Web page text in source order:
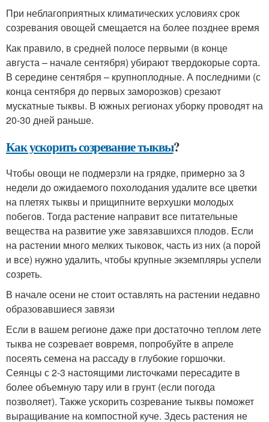
При неблагоприятных климатических условиях срок
созревания овощей смещается на более позднее время
Как правило, в средней полосе первыми (в конце
августа – начале сентября) убирают твердокорые сорта.
В середине сентября – крупноплодные. А последними (с
конца сентября до первых заморозков) срезают
мускатные тыквы. В южных регионах уборку проводят на
20-30 дней раньше.
Как ускорить созревание тыквы?
Чтобы овощи не подмерзли на грядке, примерно за 3
недели до ожидаемого похолодания удалите все цветки
на плетях тыквы и прищипните верхушки молодых
побегов. Тогда растение направит все питательные
вещества на развитие уже завязавшихся плодов. Если
на растении много мелких тыковок, часть из них (а порой
и все) нужно удалить, чтобы крупные экземпляры успели
созреть.
В начале осени не стоит оставлять на растении недавно
образовавшиеся завязи
Если в вашем регионе даже при достаточно теплом лете
тыква не созревает вовремя, попробуйте в апреле
посеять семена на рассаду в глубокие горшочки.
Сеянцы с 2-3 настоящими листочками пересадите в
более объемную тару или в грунт (если погода
позволяет). Также ускорить созревание тыквы поможет
выращивание на компостной куче. Здесь растения не